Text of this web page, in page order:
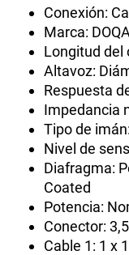
Conexión:
Marca:
Longitud del
Altavoz:
Respuesta
Impedancia
Tipo de
Nivel de
Diafragma:
Coated
Potencia:
Conector:
Cable 1: 1 x